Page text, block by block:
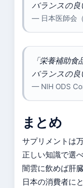
バランスの良
— 日本医師会（
「栄養補助
バランスの良
— NIH ODS
まとめ
サプリメントは
正しい知識で選
闇雲に飲めば肝
日本の消費者に